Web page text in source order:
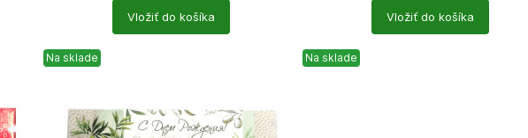
Vložiť do košíka Vložiť do košíka
Na sklade Na sklade